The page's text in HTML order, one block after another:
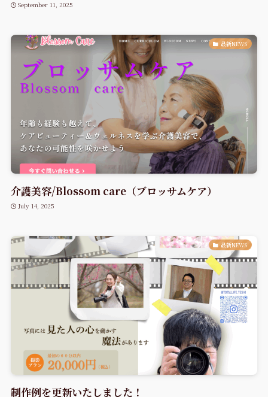
September 11, 2025
最新NEWS
介護美容/Blossom care（ブロッサムケア）
July 14, 2025
最新NEWS
制作例を更新いたしました！